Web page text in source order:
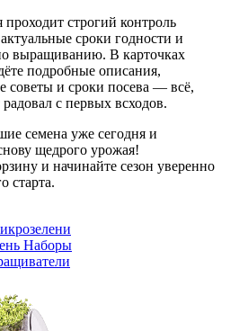
строгий контроль
сроки годности и
выращиванию. В карточках
подробные описания,
советы и сроки посева — всё,
радовал с первых всходов.
семена уже сегодня и
щедрого урожая!
и начинайте сезон уверенно
старта.
Наборы